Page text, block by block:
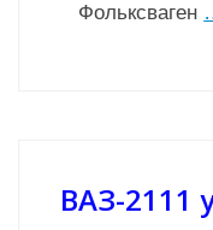
Фольксваген
ВАЗ-2111